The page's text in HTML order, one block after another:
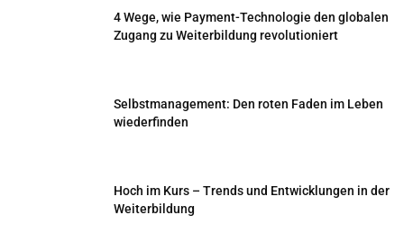
4 Wege, wie Payment-Technologie den globalen
Zugang zu Weiterbildung revolutioniert
Selbstmanagement: Den roten Faden im Leben
wiederfinden
Hoch im Kurs – Trends und Entwicklungen in der
Weiterbildung